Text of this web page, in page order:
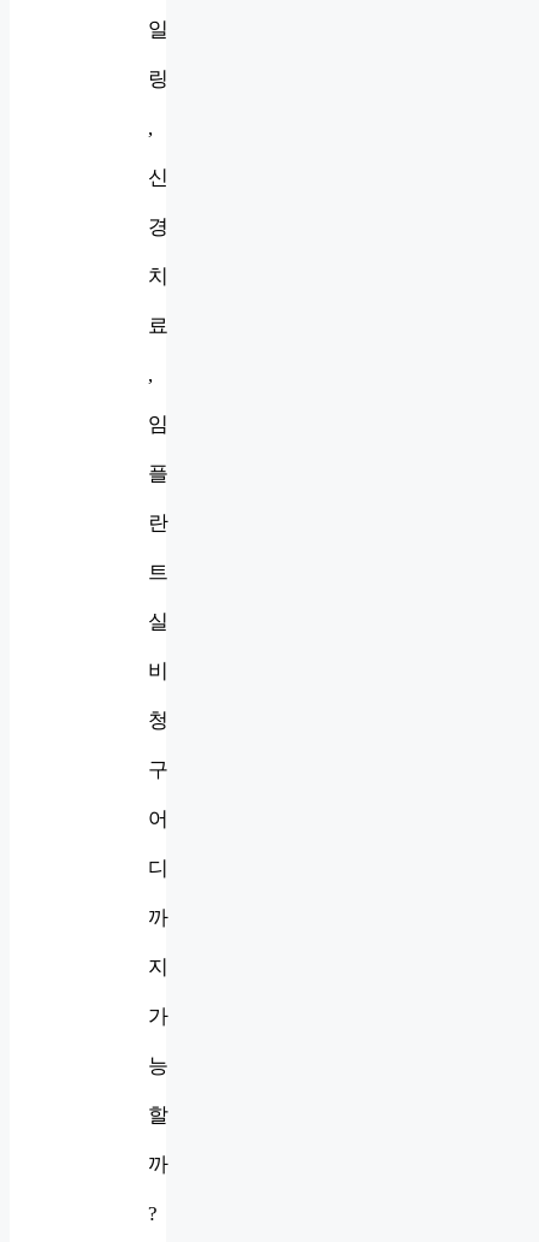
일
링
,
신
경
치
료
,
임
플
란
트
실
비
청
구
어
디
까
지
가
능
할
까
?